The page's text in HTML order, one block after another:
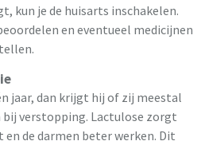
kun je de huisarts inschakelen.
en eventueel medicijnen
jaar, dan krijgt hij of zij meestal
verstopping. Lactulose zorgt
de darmen beter werken. Dit